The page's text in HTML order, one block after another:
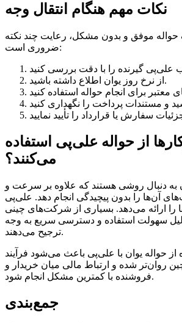
نکات مهم هنگام انتقال وجه
حواله موفق و بدون مشکل، رعایت چند نکته
ضروری است:
از نرخ روز یوان اطلاع داشته باشید.
از حواله علی‌پی استفاده
می‌کنند؟
به دنبال روشی هستند که علاوه بر سرعت و
آن‌ها را بدون پیچیدگی انجام دهد. علی‌پی
را ارائه می‌دهد. بسیاری از شرکت‌های چینی
سهولت استفاده و دسترسی سریع به وجه
ترجیح می‌دهند.
از حواله یوان با علی‌پی باعث می‌شود فرآیند
روان‌تر شده و ارتباط مالی میان خریدار و
فروشنده با کمترین مشکل انجام شود.
جمع‌بندی